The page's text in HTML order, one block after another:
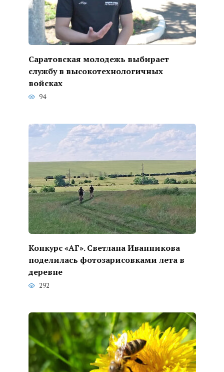
Саратовская молодежь выбирает
службу в высокотехнологичных
войсках
94
Конкурс «АГ». Светлана Иванникова
поделилась фотозарисовками лета в
деревне
292